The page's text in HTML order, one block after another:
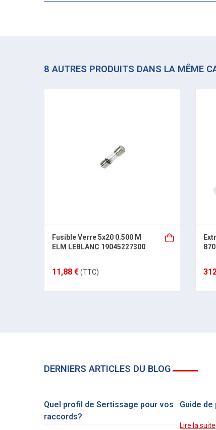
8 AUTRES PRODUITS DANS LA MÊME
Fusible Verre 5x20 0.500 M
ELM LEBLANC 19045227300
11,88 €(TTC)
DERNIERS ARTICLES DU BLOG
Quel profil de Sertissage pour vos
raccords?
Guide
Lire la suite